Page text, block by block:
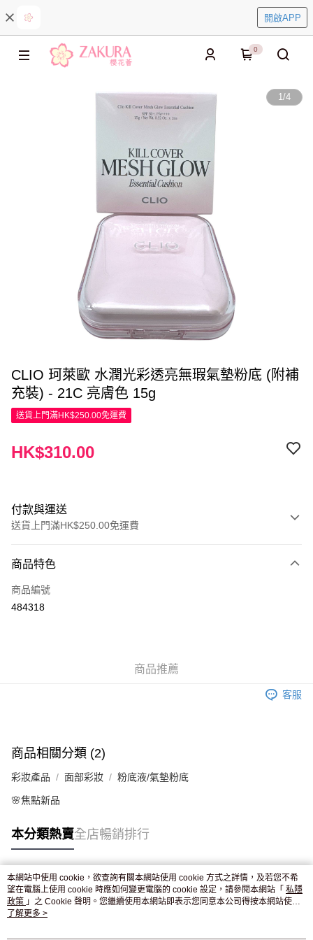
開啟APP
0
1/4
CLIO 珂萊歐 水潤光彩透亮無瑕氣墊粉底 (附補
充裝) - 21C 亮膚色 15g
送貨上門滿HK$250.00免運費
HK$310.00
付款與運送
送貨上門滿HK$250.00免運費
信用卡
Apple Pay
商品特色
商品編號
484318
商品推薦
客服
商品相關分類 (2)
彩妝產品 面部彩妝 粉底液/氣墊粉底
🌸焦點新品
本分類熱賣全店暢銷排行
熱門標籤
熱銷排行
本網站中使用 cookie，欲查詢有關本網站使用 cookie 方式之詳情，及若您不希
望在電腦上使用 cookie 時應如何變更電腦的 cookie 設定，請參閱本網站「 私隱
政策 」之 Cookie 聲明。您繼續使用本網站即表示您同意本公司得按本網站使用
條款之 Cookie 聲明使用 cookie。
了解更多 >